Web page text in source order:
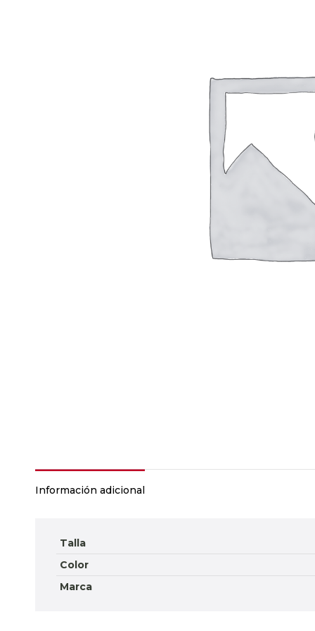
Información adicional
Talla
Color
Marca